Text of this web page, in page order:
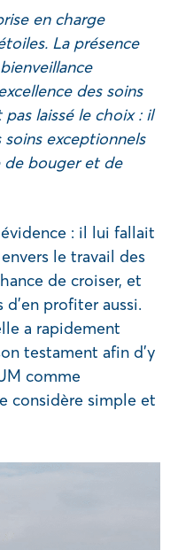
en charge
La présence
des soins
laissé le choix : il
exceptionnels
de bouger et de
: il lui fallait
le travail des
de croiser, et
profiter aussi.
a rapidement
testament afin d’y
comme
considère simple et